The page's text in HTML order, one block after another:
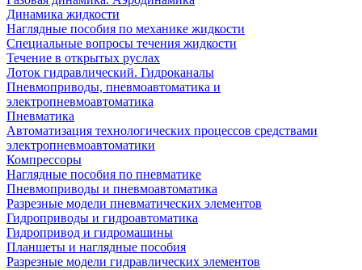
Динамика жидкости
Наглядные пособия по механике жидкости
Специальные вопросы течения жидкости
Течение в открытых руслах
Лоток гидравлический. Гидроканалы
Пневмоприводы, пневмоавтоматика и
электропневмоавтоматика
Пневматика
Автоматизация технологических процессов средствами
электропневмоавтоматики
Компрессоры
Наглядные пособия по пневматике
Пневмоприводы и пневмоавтоматика
Разрезные модели пневматических элементов
Гидроприводы и гидроавтоматика
Гидропривод и гидромашины
Планшеты и наглядные пособия
Разрезные модели гидравлических элементов